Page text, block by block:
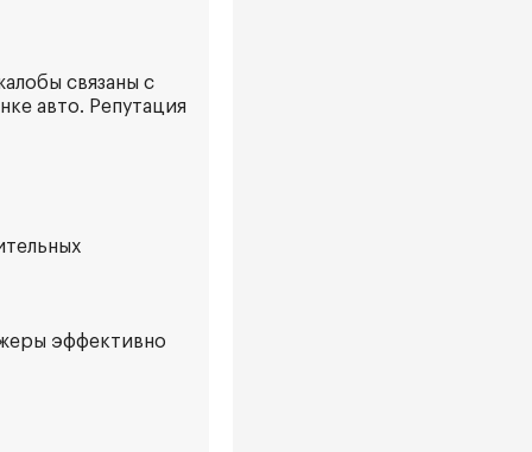
связаны с
авто. Репутация
эффективно